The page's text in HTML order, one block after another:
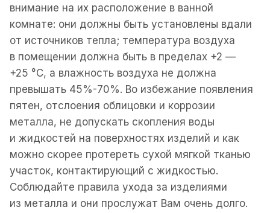
внимание на их расположение в ванной
комнате: они должны быть установлены вдали
от источников тепла; температура воздуха
в помещении должна быть в пределах +2 —
+25 °С, а влажность воздуха не должна
превышать 45%-70%. Во избежание появления
пятен, отслоения облицовки и коррозии
металла, не допускать скопления воды
и жидкостей на поверхностях изделий и как
можно скорее протереть сухой мягкой тканью
участок, контактирующий с жидкостью.
Соблюдайте правила ухода за изделиями
из металла и они прослужат Вам очень долго.